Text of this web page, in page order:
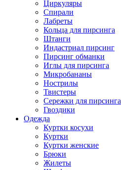
Циркуляры
Спирали
Лабреты
Кольца для пирсинга
Штанги
Индастриал пирсинг
Пирсинг обманки
Иглы для пирсинга
Микробананы
Нострилы
Твистеры
Сережки для пирсинга
Гвоздики
Одежда
Куртки косухи
Куртки
Куртки женские
Брюки
Жилеты